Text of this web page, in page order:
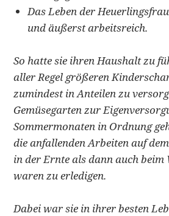
Das Leben der
und äußerst arbeitsreich.
So hatte sie ihren Haushalt zu
aller Regel größeren
zumindest in Anteilen zu
Gemüsegarten zur
Sommermonaten in Ordnung
die anfallenden Arbeiten auf
in der Ernte als dann auch beim
waren zu erledigen.
Dabei war sie in ihrer besten